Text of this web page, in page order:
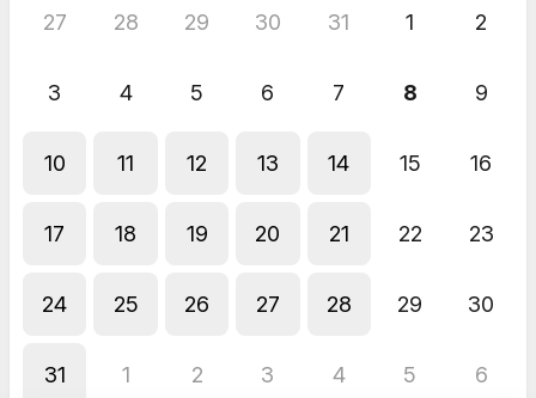
"Tipddy destaca por su innovación, profesionalismo y enfoque
en la satisfacción del cliente." – Jocelyn Toro, FIDE
varios servicios según su necesidad.
27 28 29 30 31 1 2
3 4 5 6 7 8 9
10 11 12 13 14 15 16
17 18 19 20 21 22 23
24 25 26 27 28 29 30
31 1 2 3 4 5 6